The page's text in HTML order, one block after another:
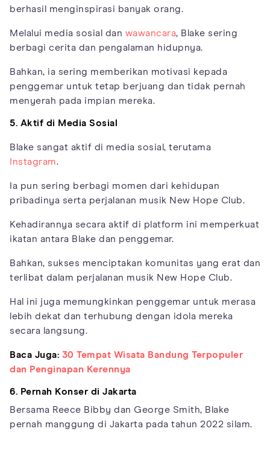
berhasil menginspirasi banyak orang.
Melalui media sosial dan wawancara, Blake sering
berbagi cerita dan pengalaman hidupnya.
Bahkan, ia sering memberikan motivasi kepada
penggemar untuk tetap berjuang dan tidak pernah
menyerah pada impian mereka.
5. Aktif di Media Sosial
Blake sangat aktif di media sosial, terutama
Instagram.
Ia pun sering berbagi momen dari kehidupan
pribadinya serta perjalanan musik New Hope Club.
Kehadirannya secara aktif di platform ini memperkuat
ikatan antara Blake dan penggemar.
Bahkan, sukses menciptakan komunitas yang erat dan
terlibat dalam perjalanan musik New Hope Club.
Hal ini juga memungkinkan penggemar untuk merasa
lebih dekat dan terhubung dengan idola mereka
secara langsung.
Baca Juga: 30 Tempat Wisata Bandung Terpopuler
dan Penginapan Kerennya
6. Pernah Konser di Jakarta
Bersama Reece Bibby dan George Smith, Blake
pernah manggung di Jakarta pada tahun 2022 silam.